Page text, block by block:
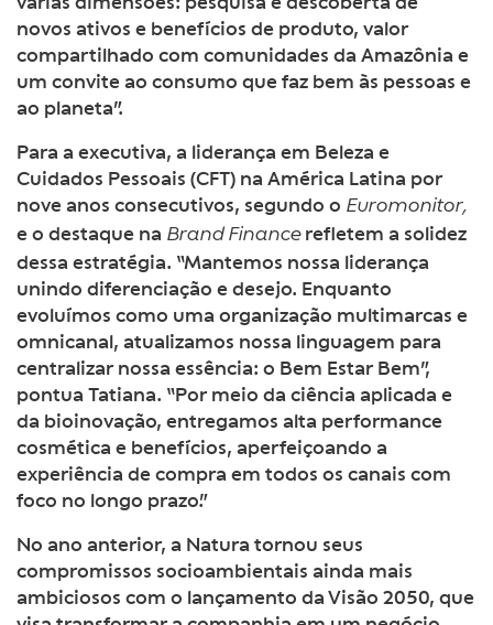
novos ativos e benefícios de produto, valor
compartilhado com comunidades da Amazônia e
um convite ao consumo que faz bem às pessoas e
ao planeta”.
Para a executiva, a liderança em Beleza e
Cuidados Pessoais (CFT) na América Latina por
nove anos consecutivos, segundo o Euromonitor,
e o destaque na Brand Financerefletem a solidez
dessa estratégia. “Mantemos nossa liderança
unindo diferenciação e desejo. Enquanto
evoluímos como uma organização multimarcas e
omnicanal, atualizamos nossa linguagem para
centralizar nossa essência: o Bem Estar Bem”,
pontua Tatiana. “Por meio da ciência aplicada e
da bioinovação, entregamos alta performance
cosmética e benefícios, aperfeiçoando a
experiência de compra em todos os canais com
foco no longo prazo.”
No ano anterior, a Natura tornou seus
compromissos socioambientais ainda mais
ambiciosos com o lançamento da Visão 2050, que